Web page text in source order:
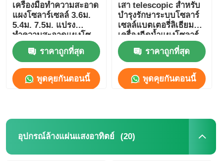
เครื่องมือทำความสะอาด
แผงโซลาร์เซลล์ 3.6ม.
5.4ม. 7.5ม. แปรง
ทำความสะอาดแผงโซ
ลาร์เซลล์แบบหมุน
ราคาถูกที่สุด
พูดคุยกันตอนนี้
เสา telescopic สำหรับ
บำรุงรักษาระบบโซลาร์
เซลล์แบตเตอรี่ลิเธียม
เครื่องฉีดน้ำแผงโซลาร์
เซลล์
ราคาถูกที่สุด
พูดคุยกันตอนนี้
อุปกรณ์ล้างแผ่นแสงอาทิตย์ (20)